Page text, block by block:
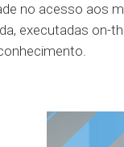
no acesso aos
executadas